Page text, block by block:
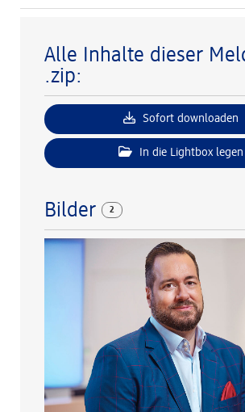
Alle Inhalte dieser
.zip:
Sofort downloaden
In die Lightbox legen
Bilder 2